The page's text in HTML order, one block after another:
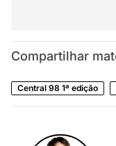
Compartilhar
Central 98 1ª edição